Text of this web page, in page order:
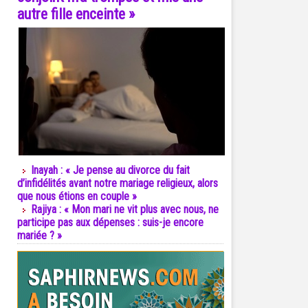
autre fille enceinte »
Inayah : « Je pense au divorce du fait
d’infidélités avant notre mariage religieux, alors
que nous étions en couple »
Rajiya : « Mon mari ne vit plus avec nous, ne
participe pas aux dépenses : suis-je encore
mariée ? »